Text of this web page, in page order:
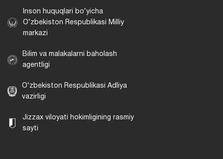
Inson huquqlari bo‘yicha
O‘zbekiston Respublikasi Milliy
markazi
Bilim va malakalarni baholash
agentligi
O‘zbekiston Respublikasi Adliya
vazirligi
Jizzax viloyati hokimligining rasmiy
sayti